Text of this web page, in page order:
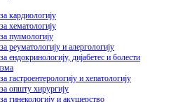
кардиологију
хематологију
пулмологију
реуматологију и алергологију
ендокринологију, дијабетес и болести
гастроентерологију и хепатологију
општу хирургију
гинекологију и акушерство